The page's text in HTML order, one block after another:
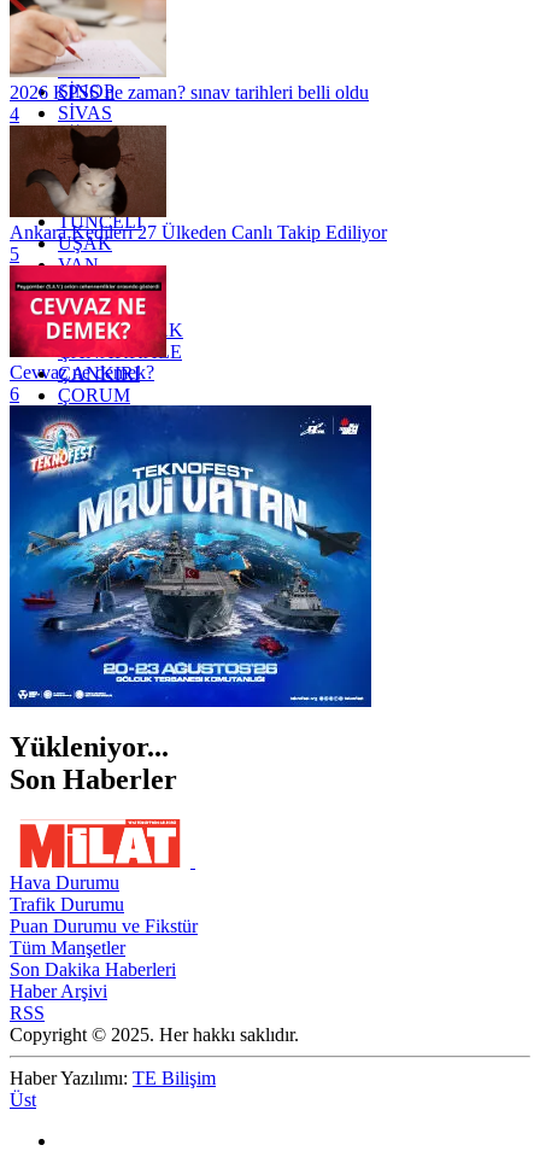
RİZE
SAKARYA
SAMSUN
SİNOP
SİVAS
SİİRT
TEKİRDAĞ
TOKAT
TRABZON
TUNCELİ
UŞAK
VAN
YALOVA
YOZGAT
ZONGULDAK
ÇANAKKALE
ÇANKIRI
ÇORUM
İSTANBUL
İZMİR
ŞANLIURFA
ŞIRNAK
2026 KPSS ne zaman? sınav tarihleri belli oldu
4
Ankara Kedileri 27 Ülkeden Canlı Takip Ediliyor
5
Cevvaz ne demek?
6
Yükleniyor...
Son Haberler
Hava Durumu
Trafik Durumu
Puan Durumu ve Fikstür
Tüm Manşetler
Son Dakika Haberleri
Haber Arşivi
RSS
Copyright © 2025. Her hakkı saklıdır.
Haber Yazılımı: TE Bilişim
Üst